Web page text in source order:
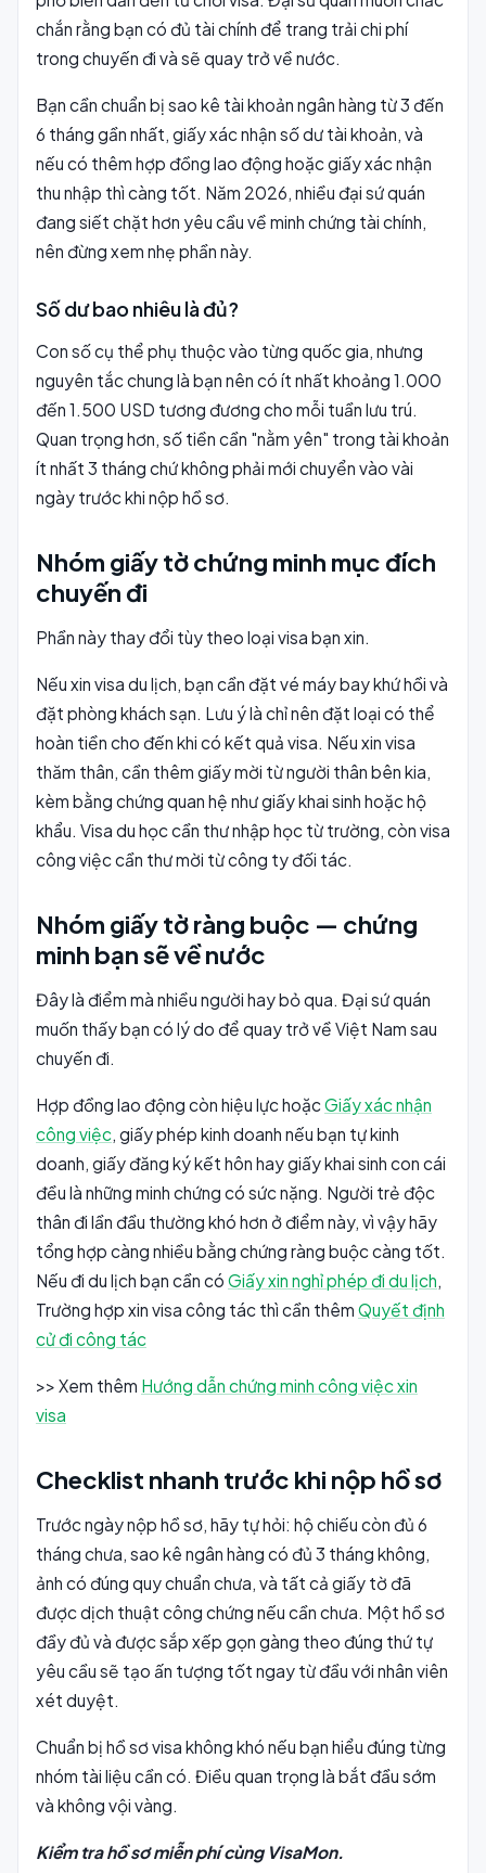
chắn rằng bạn có đủ tài chính để trang trải chi phí
trong chuyến đi và sẽ quay trở về nước.
Bạn cần chuẩn bị sao kê tài khoản ngân hàng từ 3 đến
6 tháng gần nhất, giấy xác nhận số dư tài khoản, và
nếu có thêm hợp đồng lao động hoặc giấy xác nhận
thu nhập thì càng tốt. Năm 2026, nhiều đại sứ quán
đang siết chặt hơn yêu cầu về minh chứng tài chính,
nên đừng xem nhẹ phần này.
Số dư bao nhiêu là đủ?
Con số cụ thể phụ thuộc vào từng quốc gia, nhưng
nguyên tắc chung là bạn nên có ít nhất khoảng 1.000
đến 1.500 USD tương đương cho mỗi tuần lưu trú.
Quan trọng hơn, số tiền cần "nằm yên" trong tài khoản
ít nhất 3 tháng chứ không phải mới chuyển vào vài
ngày trước khi nộp hồ sơ.
Nhóm giấy tờ chứng minh mục đích
chuyến đi
Phần này thay đổi tùy theo loại visa bạn xin.
Nếu xin visa du lịch, bạn cần đặt vé máy bay khứ hồi và
đặt phòng khách sạn. Lưu ý là chỉ nên đặt loại có thể
hoàn tiền cho đến khi có kết quả visa. Nếu xin visa
thăm thân, cần thêm giấy mời từ người thân bên kia,
kèm bằng chứng quan hệ như giấy khai sinh hoặc hộ
khẩu. Visa du học cần thư nhập học từ trường, còn visa
công việc cần thư mời từ công ty đối tác.
Nhóm giấy tờ ràng buộc — chứng
minh bạn sẽ về nước
Đây là điểm mà nhiều người hay bỏ qua. Đại sứ quán
muốn thấy bạn có lý do để quay trở về Việt Nam sau
chuyến đi.
Hợp đồng lao động còn hiệu lực hoặcGiấy xác nhận
công việc, giấy phép kinh doanh nếu bạn tự kinh
doanh, giấy đăng ký kết hôn hay giấy khai sinh con cái
đều là những minh chứng có sức nặng. Người trẻ độc
thân đi lần đầu thường khó hơn ở điểm này, vì vậy hãy
tổng hợp càng nhiều bằng chứng ràng buộc càng tốt.
Nếu đi du lịch bạn cần có Giấy xin nghỉ phép đi du lịch,
Trường hợp xin visa công tác thì cần thêm Quyết định
cử đi công tác
>> Xem thêm Hướng dẫn chứng minh công việc xin
visa
Checklist nhanh trước khi nộp hồ sơ
Trước ngày nộp hồ sơ, hãy tự hỏi: hộ chiếu còn đủ 6
tháng chưa, sao kê ngân hàng có đủ 3 tháng không,
ảnh có đúng quy chuẩn chưa, và tất cả giấy tờ đã
được dịch thuật công chứng nếu cần chưa. Một hồ sơ
đầy đủ và được sắp xếp gọn gàng theo đúng thứ tự
yêu cầu sẽ tạo ấn tượng tốt ngay từ đầu với nhân viên
xét duyệt.
Chuẩn bị hồ sơ visa không khó nếu bạn hiểu đúng từng
nhóm tài liệu cần có. Điều quan trọng là bắt đầu sớm
và không vội vàng.
Kiểm tra hồ sơ miễn phí cùng VisaMon.